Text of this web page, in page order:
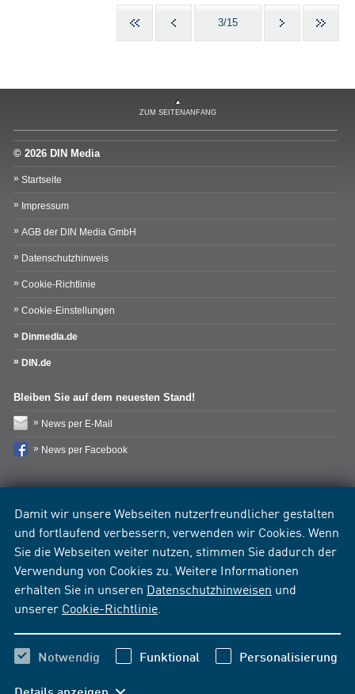
Damit wir unsere Webseiten nutzerfreundlicher gestalten
und fortlaufend verbessern, verwenden wir Cookies. Wenn
Sie die Webseiten weiter nutzen, stimmen Sie dadurch der
Verwendung von Cookies zu. Weitere Informationen
erhalten Sie in unseren Datenschutzhinweisen und
unserer Cookie-Richtlinie
Notwendig Funktional Personalisierung
3/15
ZUM SEITENANFANG
© 2026 DIN Media
Startseite
Impressum
AGB der DIN Media GmbH
Datenschutzhinweis
Cookie-Richtlinie
Cookie-Einstellungen
Dinmedia.de
DIN.de
Bleiben Sie auf dem neuesten Stand!
News per E-Mail
News per Facebook